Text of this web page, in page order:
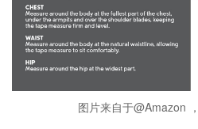
图片来自于@Amazon